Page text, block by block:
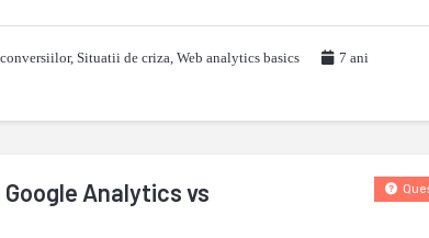
, Situatii de criza, Web analytics basics
7 ani
Analytics vs